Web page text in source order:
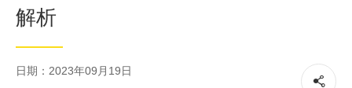
解析
日期：2023年09月19日